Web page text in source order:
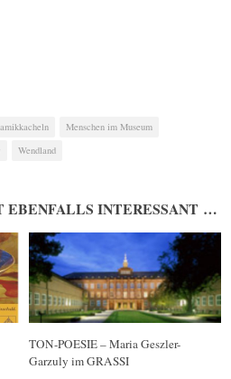
Menschen im Museum
Wendland
EBENFALLS INTERESSANT …
TON-POESIE – Maria Geszler-
Garzuly im GRASSI